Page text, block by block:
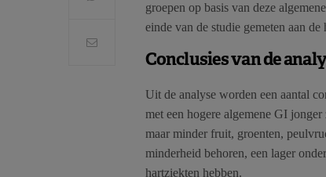
groepen op basis van deze
einde van de studie gemeten aan
Conclusies van de
Uit de analyse worden een aantal
met een hogere algemene GI
maar minder fruit, groenten,
minderheid behoren, een lager
hartziekten hebben.